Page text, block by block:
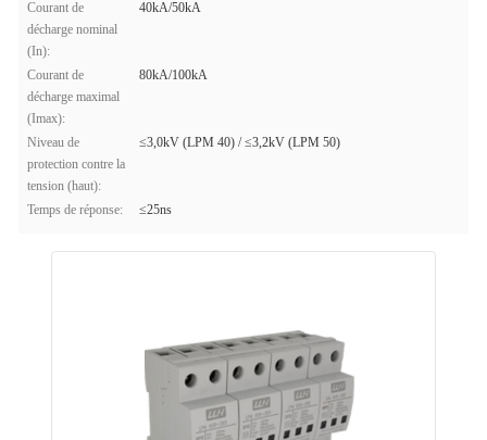
Courant de
décharge nominal
(In):
40kA/50kA
Courant de
décharge maximal
(Imax):
80kA/100kA
Niveau de
protection contre la
tension (haut):
≤3,0kV (LPM 40) / ≤3,2kV (LPM 50)
Temps de réponse: ≤25ns